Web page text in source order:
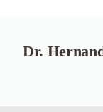
Dr.